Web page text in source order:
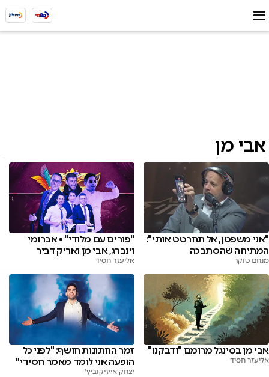
אבי מן
"אני משפטן, אל תחרטט אותי":
המתיחה שהסתבכה
מנחם טוקר
"פורים עם מלודי" • אברומי
וינברג, אבי מן ואריק דביר
אליעזר חסיד
אבי מן בסינגל מרומם "ודבקנו"
אליעזר חסיד
זמר החתונות חושף: "לפני כל
הופעה אני לומד מאמר חסידי"
יצחק אייזיקוביץ'